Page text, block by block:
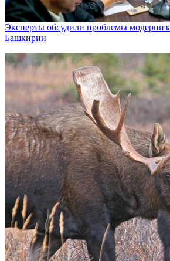
Эксперты обсудили проблемы
Башкирии